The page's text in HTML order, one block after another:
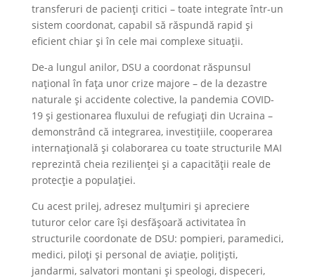
transferuri de pacienți critici – toate integrate într-un
sistem coordonat, capabil să răspundă rapid și
eficient chiar și în cele mai complexe situații.
De-a lungul anilor, DSU a coordonat răspunsul
național în fața unor crize majore – de la dezastre
naturale și accidente colective, la pandemia COVID-
19 și gestionarea fluxului de refugiați din Ucraina –
demonstrând că integrarea, investițiile, cooperarea
internațională și colaborarea cu toate structurile MAI
reprezintă cheia rezilienței și a capacității reale de
protecție a populației.
Cu acest prilej, adresez mulțumiri și apreciere
tuturor celor care își desfășoară activitatea în
structurile coordonate de DSU: pompieri, paramedici,
medici, piloți și personal de aviație, polițiști,
jandarmi, salvatori montani și speologi, dispeceri,